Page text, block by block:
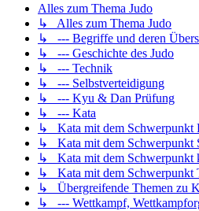
Alles zum Thema Judo
↳ Alles zum Thema Judo
↳ --- Begriffe und deren
↳ --- Geschichte des Judo
↳ --- Technik
↳ --- Selbstverteidigung
↳ --- Kyu & Dan Prüfung
↳ --- Kata
↳ Kata mit dem Schwerpunkt
↳ Kata mit dem Schwerpunkt
↳ Kata mit dem Schwerpunkt
↳ Kata mit dem Schwerpunkt
↳ Übergreifende Themen zu
↳ --- Wettkampf,